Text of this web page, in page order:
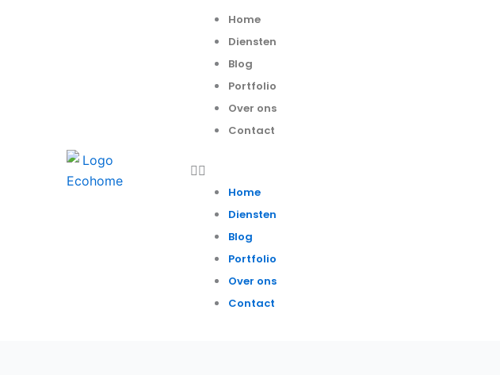
Home
Diensten
Blog
Portfolio
Over ons
Contact
Menu
Home
Diensten
Blog
Portfolio
Over ons
Contact